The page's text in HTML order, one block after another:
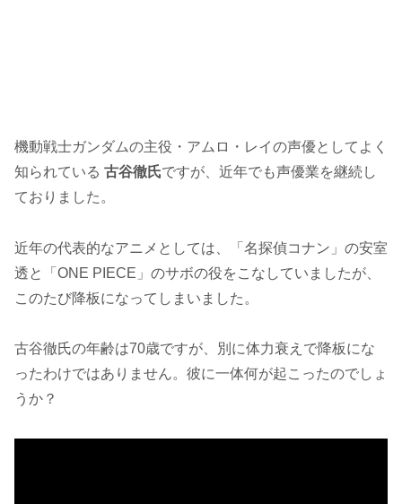
機動戦士ガンダムの主役・アムロ・レイの声優としてよく
知られている 古谷徹氏ですが、近年でも声優業を継続し
ておりました。
近年の代表的なアニメとしては、「名探偵コナン」の安室
透と「ONE PIECE」のサボの役をこなしていましたが、
このたび降板になってしまいました。
古谷徹氏の年齢は70歳ですが、別に体力衰えで降板にな
ったわけではありません。彼に一体何が起こったのでしょ
うか？